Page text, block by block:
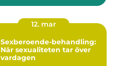
12. mar
Sexberoende-behandling:
När sexualiteten tar över
vardagen